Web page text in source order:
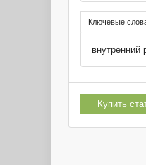
Ключевые
внутренний
Купить